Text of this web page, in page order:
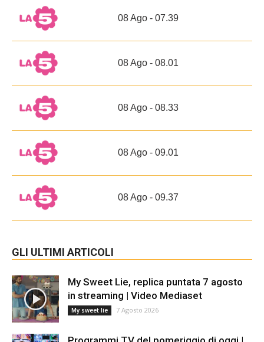
08 Ago - 07.39
08 Ago - 08.01
08 Ago - 08.33
08 Ago - 09.01
08 Ago - 09.37
GLI ULTIMI ARTICOLI
My Sweet Lie, replica puntata 7 agosto
in streaming | Video Mediaset
My sweet lie 7 Agosto 2026